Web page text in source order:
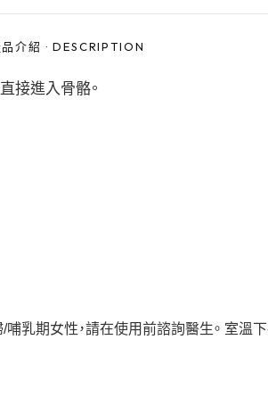
品介紹 ·DESCRIPTION
接進入骨骼。
乳期女性，請在使用前諮詢醫生。 室溫下